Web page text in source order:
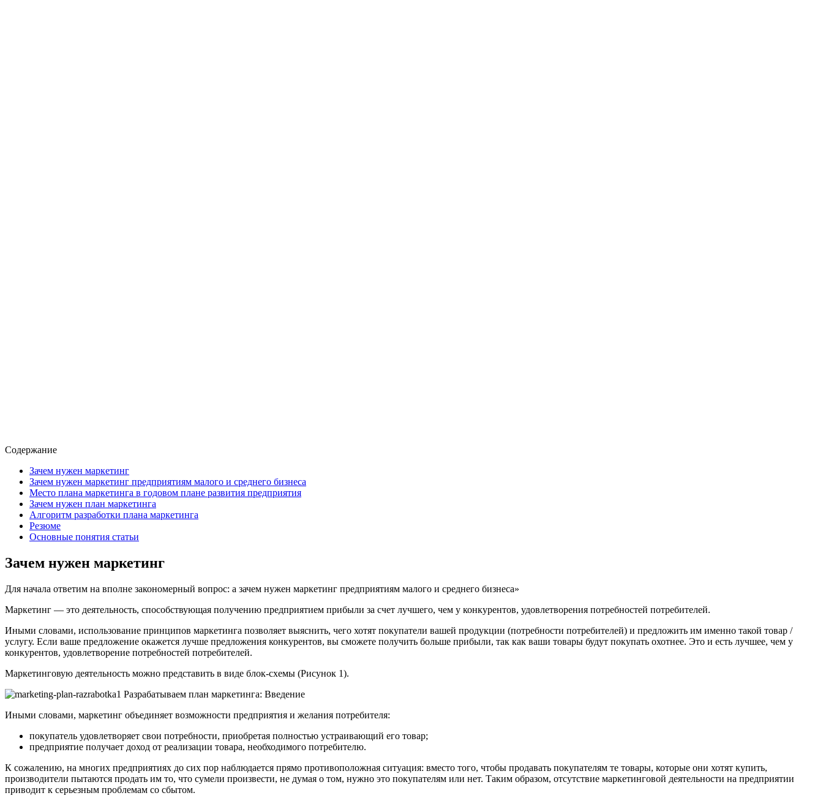
Содержание
Зачем нужен маркетинг
Зачем нужен маркетинг предприятиям малого и среднего бизнеса
Место плана маркетинга в годовом плане развития предприятия
Зачем нужен план маркетинга
Алгоритм разработки плана маркетинга
Резюме
Основные понятия статьи
Зачем нужен маркетинг
Для начала ответим на вполне закономерный вопрос: а зачем нужен маркетинг предприятиям малого и среднего бизнеса»
Маркетинг — это деятельность, способствующая получению предприятием прибыли за счет лучшего, чем у конкурентов, удовлетворения потребностей потребителей.
Иными словами, использование принципов маркетинга позволяет выяснить, чего хотят покупатели вашей продукции (потребности потребителей) и предложить им именно такой товар /
услугу. Если ваше предложение окажется лучше предложения конкурентов, вы сможете получить больше прибыли, так как ваши товары будут покупать охотнее. Это и есть лучшее, чем у
конкурентов, удовлетворение потребностей потребителей.
Маркетинговую деятельность можно представить в виде блок-схемы (Рисунок 1).
Иными словами, маркетинг объединяет возможности предприятия и желания потребителя:
покупатель удовлетворяет свои потребности, приобретая полностью устраивающий его товар;
предприятие получает доход от реализации товара, необходимого потребителю.
К сожалению, на многих предприятиях до сих пор наблюдается прямо противоположная ситуация: вместо того, чтобы продавать покупателям те товары, которые они хотят купить,
производители пытаются продать им то, что сумели произвести, не думая о том, нужно это покупателям или нет. Таким образом, отсутствие маркетинговой деятельности на предприятии
приводит к серьезным проблемам со сбытом.